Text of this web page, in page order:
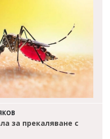
за прекаляване с